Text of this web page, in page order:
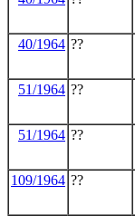
40/1964 ??
51/1964 ??
51/1964 ??
109/1964 ??